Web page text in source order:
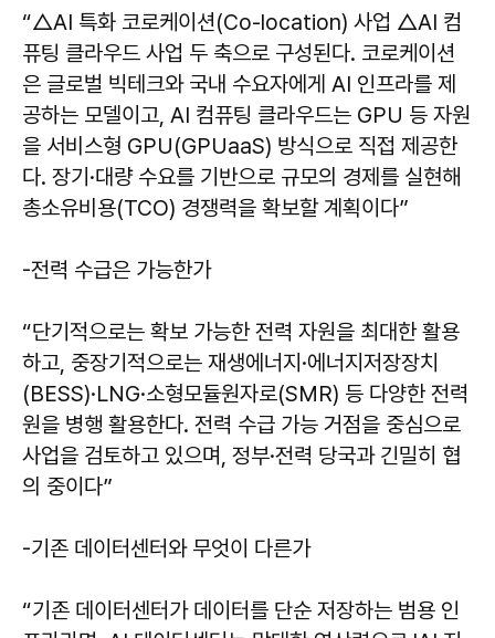
“△AI 특화 코로케이션(Co-location) 사업 △AI 컴
퓨팅 클라우드 사업 두 축으로 구성된다. 코로케이션
은 글로벌 빅테크와 국내 수요자에게 AI 인프라를 제
공하는 모델이고, AI 컴퓨팅 클라우드는 GPU 등 자원
을 서비스형 GPU(GPUaaS) 방식으로 직접 제공한
다. 장기·대량 수요를 기반으로 규모의 경제를 실현해
총소유비용(TCO) 경쟁력을 확보할 계획이다”
-전력 수급은 가능한가
“단기적으로는 확보 가능한 전력 자원을 최대한 활용
하고, 중장기적으로는 재생에너지·에너지저장장치
(BESS)·LNG·소형모듈원자로(SMR) 등 다양한 전력
원을 병행 활용한다. 전력 수급 가능 거점을 중심으로
사업을 검토하고 있으며, 정부·전력 당국과 긴밀히 협
의 중이다”
-기존 데이터센터와 무엇이 다른가
“기존 데이터센터가 데이터를 단순 저장하는 범용 인